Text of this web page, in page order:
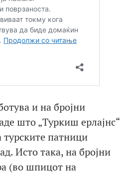
и на бројни
што „Туркиш ерлајнс“
патници
Исто така, на бројни
(во шпицот на